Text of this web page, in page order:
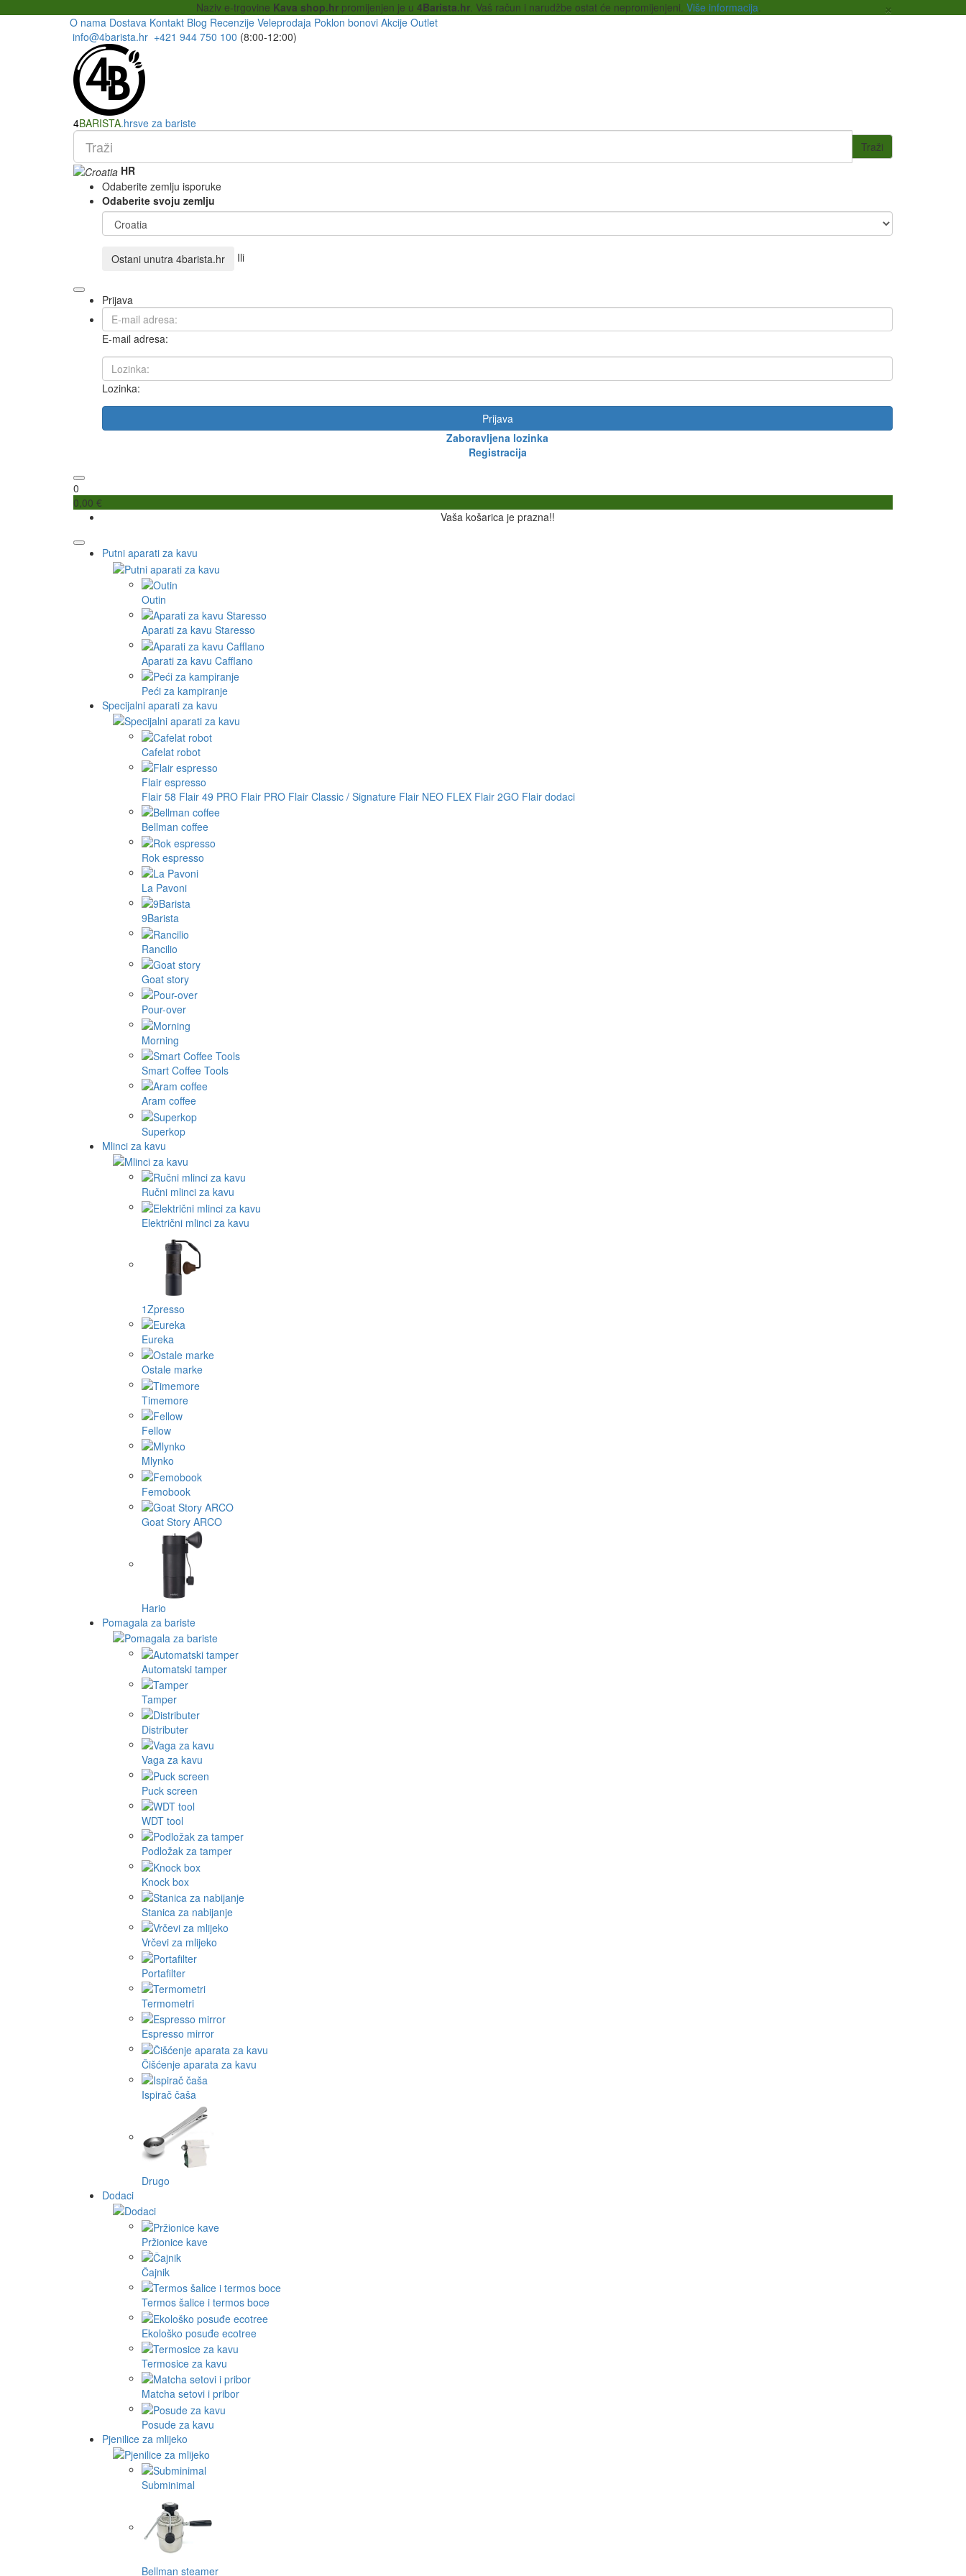
Naziv e-trgovine Kava shop.hr promijenjen je u 4Barista.hr. Vaš račun i narudžbe ostat će nepromijenjeni. Više informacija. ×
O nama Dostava Kontakt Blog Recenzije Veleprodaja Poklon bonovi Akcije Outlet
info@4barista.hr +421 944 750 100 (8:00-12:00)
4BARISTA.hrsve za bariste
Traži
HR
Odaberite zemlju isporuke
Odaberite svoju zemlju
Ostani unutra 4barista.hr Ili
Prijava
E-mail adresa:
Lozinka:
Prijava
Zaboravljena lozinka
Registracija
0
0,00 €
Vaša košarica je prazna!!
Putni aparati za kavu
Outin
Aparati za kavu Staresso
Aparati za kavu Cafflano
Peći za kampiranje
Specijalni aparati za kavu
Cafelat robot
Flair espresso
Flair 58 Flair 49 PRO Flair PRO Flair Classic / Signature Flair NEO FLEX Flair 2GO Flair dodaci
Bellman coffee
Rok espresso
La Pavoni
9Barista
Rancilio
Goat story
Pour-over
Morning
Smart Coffee Tools
Aram coffee
Superkop
Mlinci za kavu
Ručni mlinci za kavu
Električni mlinci za kavu
1Zpresso
Eureka
Ostale marke
Timemore
Fellow
Mlynko
Femobook
Goat Story ARCO
Hario
Pomagala za bariste
Automatski tamper
Tamper
Distributer
Vaga za kavu
Puck screen
WDT tool
Podložak za tamper
Knock box
Stanica za nabijanje
Vrčevi za mlijeko
Portafilter
Termometri
Espresso mirror
Čišćenje aparata za kavu
Ispirač čaša
Drugo
Dodaci
Pržionice kave
Čajnik
Termos šalice i termos boce
Ekološko posuđe ecotree
Termosice za kavu
Matcha setovi i pribor
Posude za kavu
Pjenilice za mlijeko
Subminimal
Bellman steamer